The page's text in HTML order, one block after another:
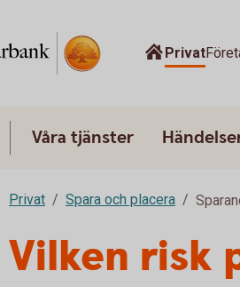
Privat
Våra tjänster
Privat Spara och placera
Vilken risk